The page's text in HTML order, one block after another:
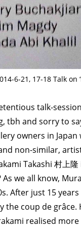
6-21, 17-18 Talk on
talk-
tbh and sorry to
owners in
non-similar,
Takashi 村上隆
As we all know,
After just 15
the coup de grâce.
realised